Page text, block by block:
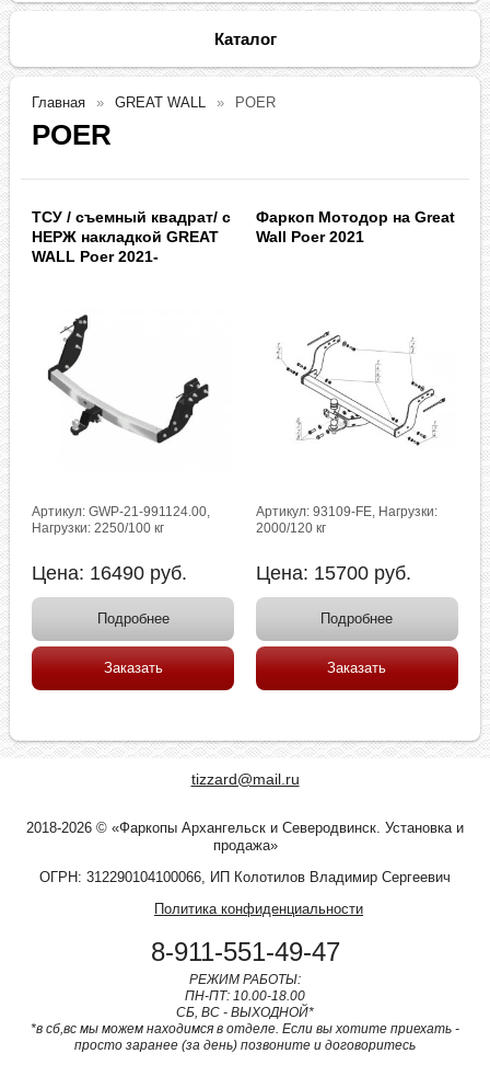
Каталог
Главная GREAT WALL POER
POER
ТСУ / съемный квадрат/ с
НЕРЖ накладкой GREAT
WALL Poer 2021-
Артикул: GWP-21-991124.00,
Нагрузки: 2250/100 кг
Цена: 16490 руб.
Подробнее
Заказать
Фаркоп Мотодор на Great
Wall Poer 2021
Артикул: 93109-FE, Нагрузки:
2000/120 кг
Цена: 15700 руб.
Подробнее
Заказать
tizzard@mail.ru
2018-2026 © «Фаркопы Архангельск и Северодвинск. Установка и
продажа»
ОГРН: 312290104100066, ИП Колотилов Владимир Сергеевич
Политика конфиденциальности
8-911-551-49-47
РЕЖИМ РАБОТЫ:
ПН-ПТ: 10.00-18.00
СБ, ВС - ВЫХОДНОЙ*
*в сб,вс мы можем находимся в отделе. Если вы хотите приехать -
просто заранее (за день) позвоните и договоритесь